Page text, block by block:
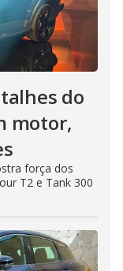
do
motor,
força dos
T2 e Tank 300